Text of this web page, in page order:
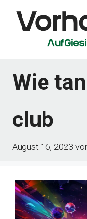
Wie
club
August 16, 2023